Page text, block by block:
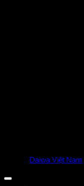
Daiwa Việt Nam